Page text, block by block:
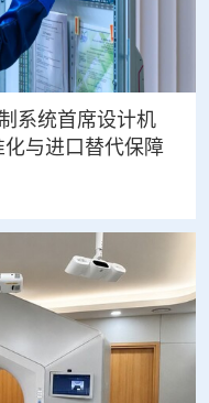
系统首席设计机
与进口替代保障